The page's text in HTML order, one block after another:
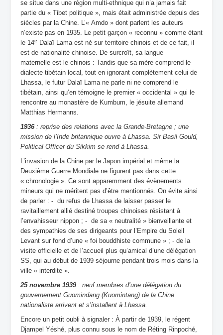
se situe dans une région multi-ethnique qui n’a jamais fait
partie du « Tibet politique », mais était administrée depuis des
siècles par la Chine. L’« Amdo » dont parlent les auteurs
n’existe pas en 1935. Le petit garçon « reconnu » comme étant
le 14e
Dalaï Lama est né sur territoire chinois et de ce fait, il
est de nationalité chinoise. De surcroît, sa langue
maternelle est le chinois : Tandis que sa mère comprend le
dialecte tibétain local, tout en ignorant complètement celui de
Lhassa, le futur Dalaï Lama ne parle ni ne comprend le
tibétain, ainsi qu’en témoigne le premier « occidental » qui le
rencontre au monastère de Kumbum, le jésuite allemand
Matthias Hermanns.
1936 : reprise des relations avec la Grande-Bretagne ; une
mission de l’Inde britannique ouvre à Lhassa. Sir Basil Gould,
Political Officer du Sikkim se rend à Lhassa.
L’invasion de la Chine par le Japon impérial et même la
Deuxième Guerre Mondiale ne figurent pas dans cette
« chronologie ». Ce sont apparemment des évènements
mineurs qui ne méritent pas d’être mentionnés. On évite ainsi
de parler : - du refus de Lhassa de laisser passer le
ravitaillement allié destiné troupes chinoises résistant à
l’envahisseur nippon ; - de sa « neutralité » bienveillante et
des sympathies de ses dirigeants pour l’Empire du Soleil
Levant sur fond d’une « foi bouddhiste commune » ; - de la
visite officielle et de l’accueil plus qu’amical d’une délégation
SS, qui au début de 1939 séjourne pendant trois mois dans la
ville « interdite ».
25 novembre 1939 : neuf membres d’une délégation du
gouvernement Guomindang (Kuomintang) de la Chine
nationaliste arrivent et s’installent à Lhassa.
Encore un petit oubli à signaler : À partir de 1939, le régent
Djampel Yéshé, plus connu sous le nom de Réting Rinpoché,